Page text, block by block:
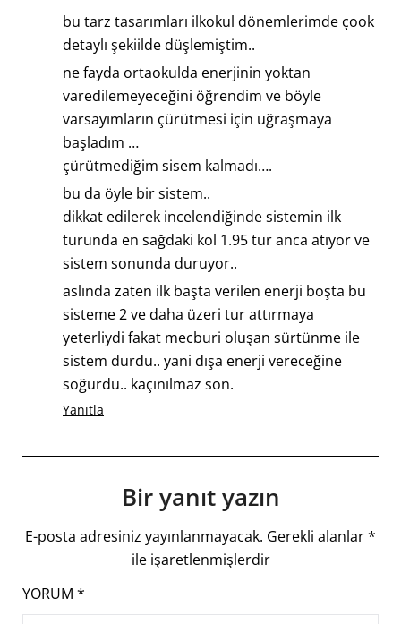
bu tarz tasarımları ilkokul dönemlerimde çook
detaylı şekiilde düşlemiştim..
ne fayda ortaokulda enerjinin yoktan
varedilemeyeceğini öğrendim ve böyle
varsayımların çürütmesi için uğraşmaya
başladım …
çürütmediğim sisem kalmadı….
bu da öyle bir sistem..
dikkat edilerek incelendiğinde sistemin ilk
turunda en sağdaki kol 1.95 tur anca atıyor ve
sistem sonunda duruyor..
aslında zaten ilk başta verilen enerji boşta bu
sisteme 2 ve daha üzeri tur attırmaya
yeterliydi fakat mecburi oluşan sürtünme ile
sistem durdu.. yani dışa enerji vereceğine
soğurdu.. kaçınılmaz son.
Yanıtla
Bir yanıt yazın
E-posta adresiniz yayınlanmayacak. Gerekli alanlar*
ile işaretlenmişlerdir
YORUM *